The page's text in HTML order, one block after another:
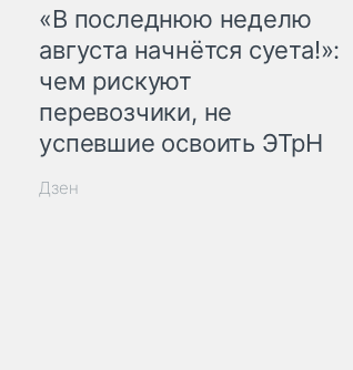
«В последнюю неделю
августа начнётся суета!»:
чем рискуют
перевозчики, не
успевшие освоить ЭТрН
Дзен